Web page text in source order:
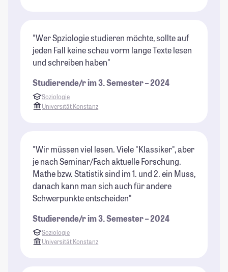
"Wer Spziologie studieren möchte, sollte auf
jeden Fall keine scheu vorm lange Texte lesen
und schreiben haben"
Studierende/r im 3. Semester – 2024
Soziologie
Universität Konstanz
"Wir müssen viel lesen. Viele "Klassiker", aber
je nach Seminar/Fach aktuelle Forschung.
Mathe bzw. Statistik sind im 1. und 2. ein Muss,
danach kann man sich auch für andere
Schwerpunkte entscheiden"
Studierende/r im 3. Semester – 2024
Soziologie
Universität Konstanz